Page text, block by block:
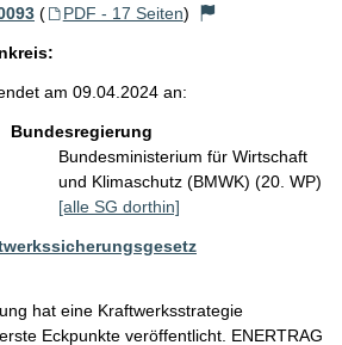
( PDF - 17 Seiten)
am 09.04.2024 an:
Bundesregierung
Bundesministerium für Wirtschaft
und Klimaschutz (BMWK) (20. WP)
[alle SG dorthin]
hat eine Kraftwerksstrategie
Eckpunkte veröffentlicht. ENERTRAG